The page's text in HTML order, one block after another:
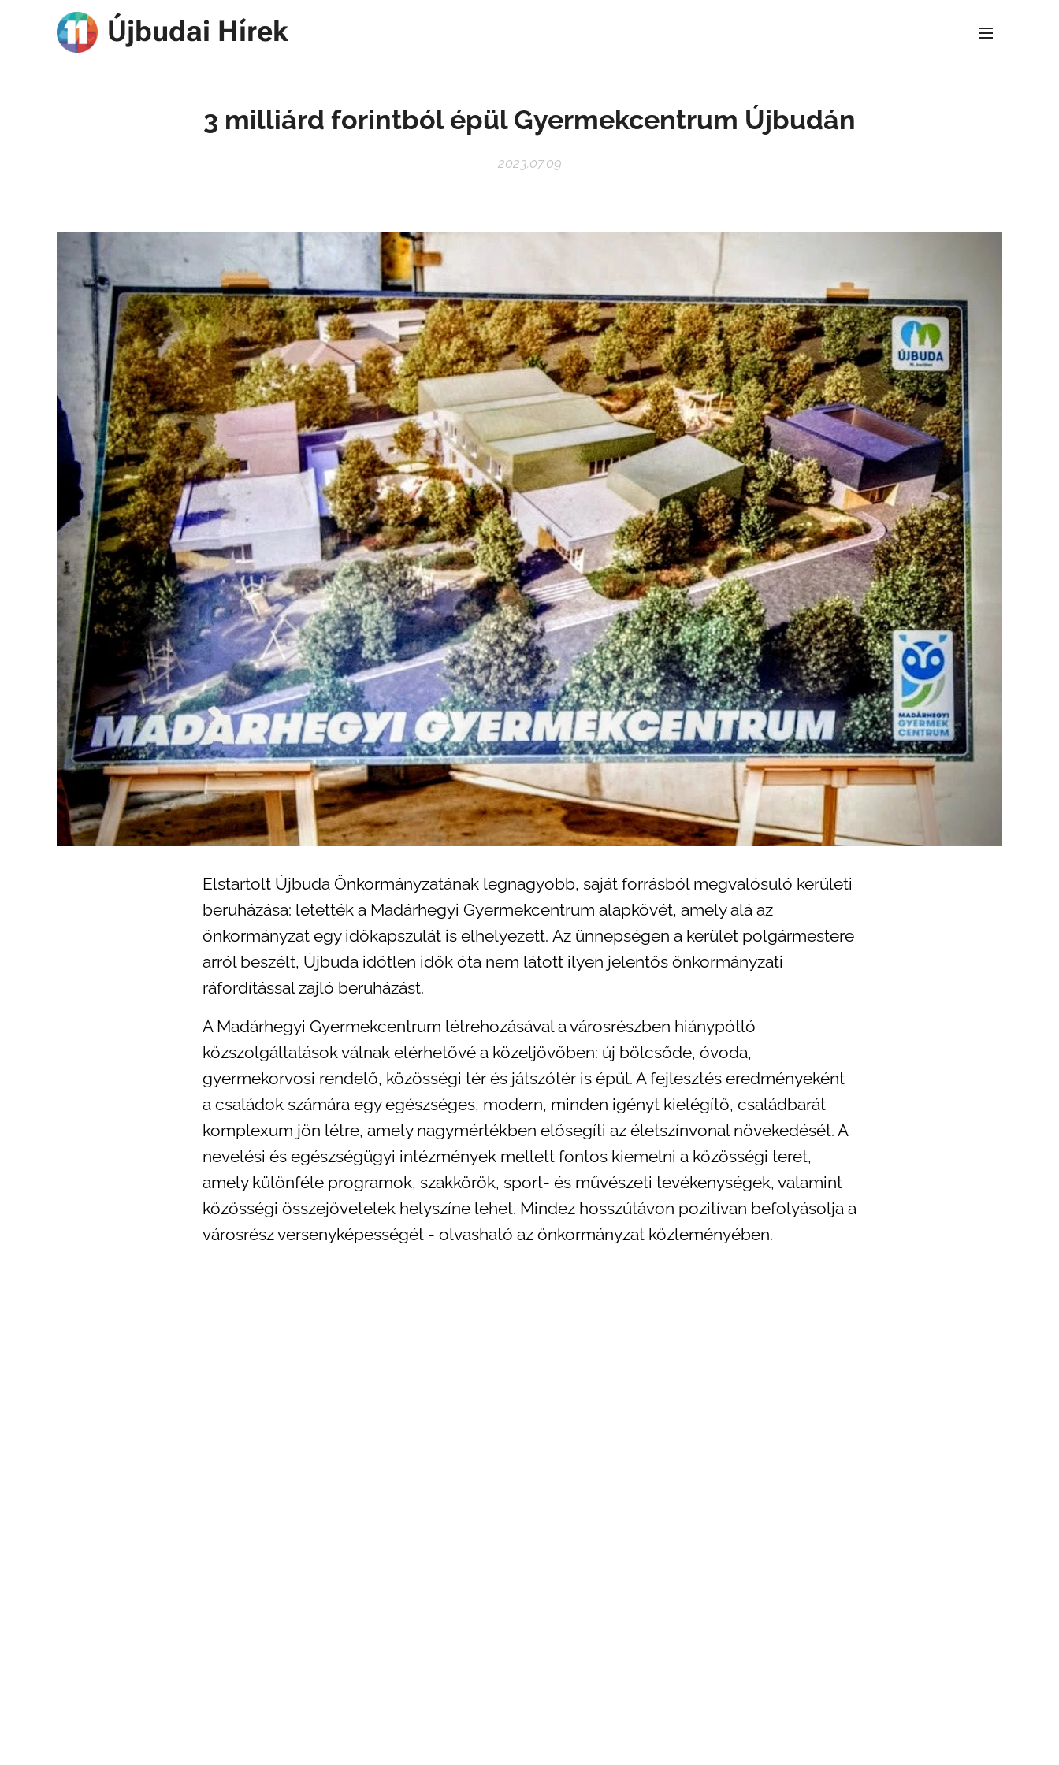
Újbudai Hírek
3 milliárd forintból épül Gyermekcentrum Újbudán
2023.07.09
Elstartolt Újbuda Önkormányzatának legnagyobb, saját forrásból megvalósuló kerületi
beruházása: letették a Madárhegyi Gyermekcentrum alapkövét, amely alá az
önkormányzat egy időkapszulát is elhelyezett. Az ünnepségen a kerület polgármestere
arról beszélt, Újbuda időtlen idők óta nem látott ilyen jelentős önkormányzati
ráfordítással zajló beruházást.
A Madárhegyi Gyermekcentrum létrehozásával a városrészben hiánypótló
közszolgáltatások válnak elérhetővé a közeljövőben: új bölcsőde, óvoda,
gyermekorvosi rendelő, közösségi tér és játszótér is épül. A fejlesztés eredményeként
a családok számára egy egészséges, modern, minden igényt kielégítő, családbarát
komplexum jön létre, amely nagymértékben elősegíti az életszínvonal növekedését. A
nevelési és egészségügyi intézmények mellett fontos kiemelni a közösségi teret,
amely különféle programok, szakkörök, sport- és művészeti tevékenységek, valamint
közösségi összejövetelek helyszíne lehet. Mindez hosszútávon pozitívan befolyásolja a
városrész versenyképességét - olvasható az önkormányzat közleményében.